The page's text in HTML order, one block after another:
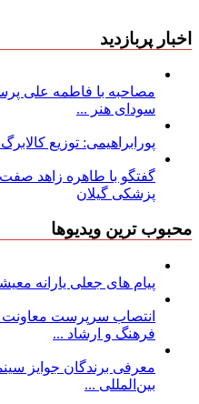
اخبار پربازدید
مصاحبه با فاطمه علی
سودای هنر ...
پورابراهیمی: توزیع
گفتگو با طاهره زاهد
پزشکی گیلان
محبوب ترین ویدیوها
پیام های جعلی یارانه
انتصاب سرپرست معاونت
فرهنگ و ارشاد ...
معرفی برندگان جوایز
بین‌المللی ...